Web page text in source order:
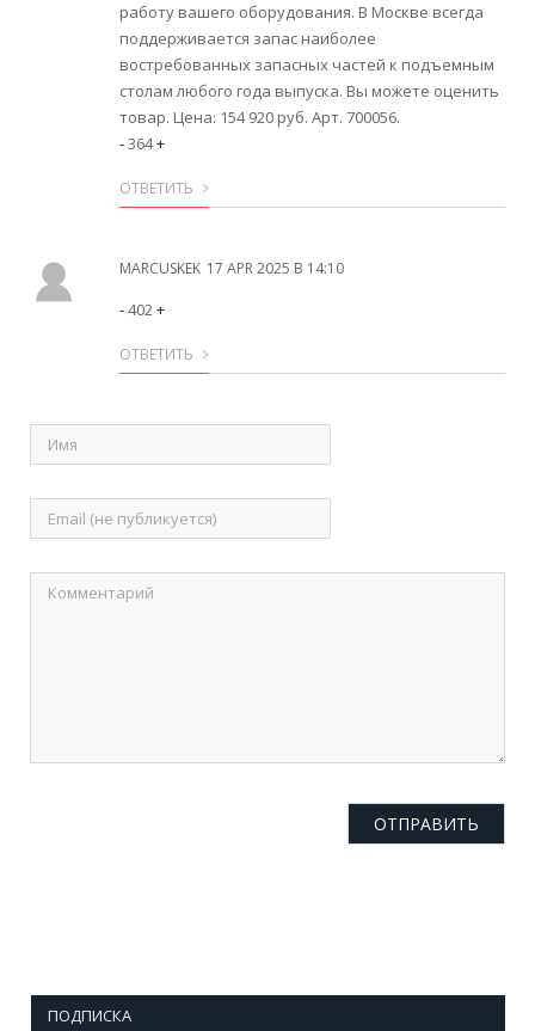
работу вашего оборудования. В Москве всегда
поддерживается запас наиболее
востребованных запасных частей к подъемным
столам любого года выпуска. Вы можете оценить
товар. Цена: 154 920 руб. Арт. 700056.
-364+
ОТВЕТИТЬ
MARCUSKEK 17 APR 2025 В 14:10
-402+
ОТВЕТИТЬ
ПОДПИСКА